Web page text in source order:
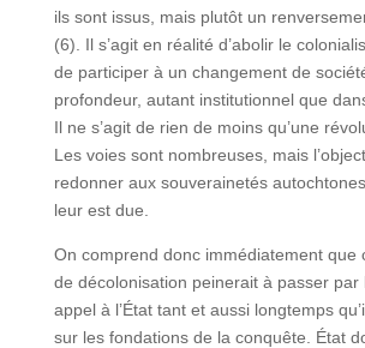
ils sont issus, mais plutôt un
(6). Il s’agit en réalité d’abolir le
de participer à un changement de
profondeur, autant institutionnel que
Il ne s’agit de rien de moins qu’une
Les voies sont nombreuses, mais
redonner aux souverainetés
leur est due.
On comprend donc immédiatement que
de décolonisation peinerait à passer par
appel à l’État tant et aussi longtemps
sur les fondations de la conquête. État